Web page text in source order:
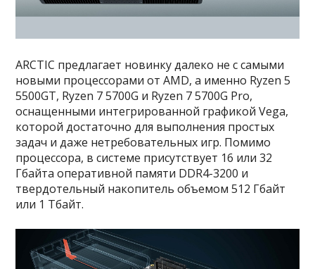
ARCTIC предлагает новинку далеко не с самыми
новыми процессорами от AMD, а именно Ryzen 5
5500GT, Ryzen 7 5700G и Ryzen 7 5700G Pro,
оснащенными интегрированной графикой Vega,
которой достаточно для выполнения простых
задач и даже нетребовательных игр. Помимо
процессора, в системе присутствует 16 или 32
Гбайта оперативной памяти DDR4-3200 и
твердотельный накопитель объемом 512 Гбайт
или 1 Тбайт.